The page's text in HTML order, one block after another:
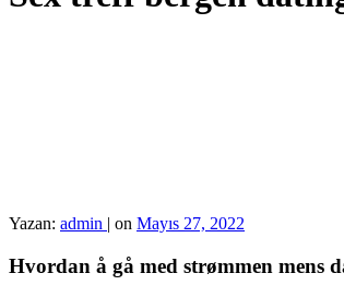
Yazan: admin | on Mayıs 27, 2022
Hvordan å gå med strømmen mens